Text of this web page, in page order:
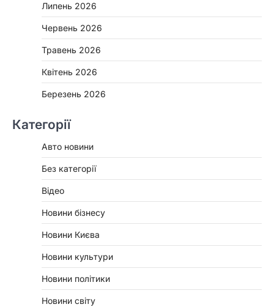
Липень 2026
Червень 2026
Травень 2026
Квітень 2026
Березень 2026
Категорії
Авто новини
Без категорії
Відео
Новини бізнесу
Новини Києва
Новини культури
Новини політики
Новини світу